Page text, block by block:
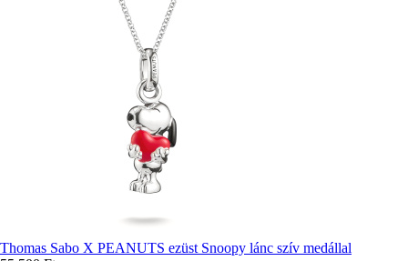
Thomas Sabo X PEANUTS ezüst Snoopy lánc szív medállal